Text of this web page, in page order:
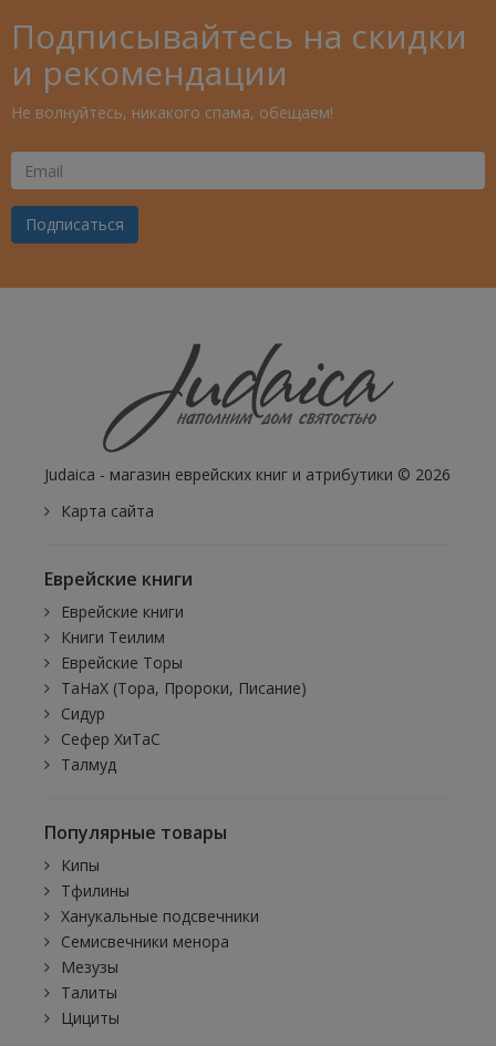
Подписывайтесь на скидки
и рекомендации
Не волнуйтесь, никакого спама, обещаем!
Ваш
Email
Подписаться
Judaica - магазин еврейских книг и атрибутики © 2026
Карта сайта
Еврейские книги
Еврейские книги
Книги Теилим
Еврейские Торы
ТаНаХ (Тора, Пророки, Писание)
Сидур
Сефер ХиТаС
Талмуд
Популярные товары
Кипы
Тфилины
Ханукальные подсвечники
Семисвечники менора
Мезузы
Талиты
Цициты